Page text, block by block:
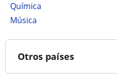
Química
Música
Otros países